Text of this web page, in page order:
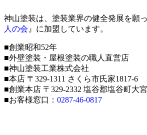
神山塗装は、塗装業界の健全発展を願
人の会 』に加盟しています。
■創業昭和52年
■外壁塗装・屋根塗装の職人直営店
■神山塗装工業株式会社
■本店 〒329-1311 さくら市氏家1817-6
■創業本店 〒329-2332 塩谷郡塩谷町大
■お客様窓口： 0287-46-0817